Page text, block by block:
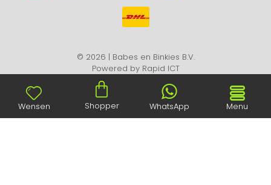
© 2026 | Babes en Binkies B.V.
Powered by Rapid ICT
Wensen Shopper WhatsApp Menu